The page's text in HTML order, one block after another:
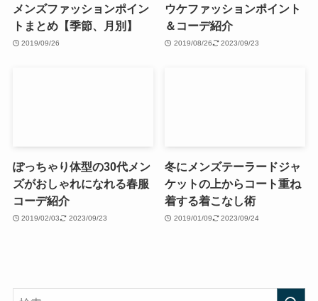
メンズファッションポイン
トまとめ【季節、月別】
2019/09/26
ウケファッションポイント
＆コーデ紹介
2019/08/26 2023/09/23
ぽっちゃり体型の30代メン
ズがおしゃれになれる春服
コーデ紹介
2019/02/03 2023/09/23
冬にメンズテーラードジャ
ケットの上からコート重ね
着する着こなし術
2019/01/09 2023/09/24